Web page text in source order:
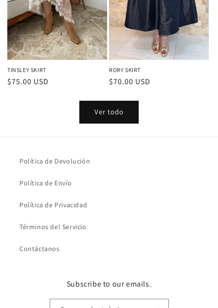
TINSLEY SKIRT
Precio
$75.00 USD
RORY SKIRT
Precio
$70.00 USD
Ver todo
Política de Devolución
Política de Envío
Política de Privacidad
Términos del Servicio
Contáctanos
Subscribe to our emails.